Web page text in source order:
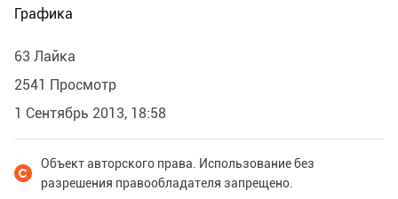
Графика
63 Лайка
2541 Просмотр
1 Сентябрь 2013, 18:58
Объект авторского права. Использование без
разрешения правообладателя запрещено.